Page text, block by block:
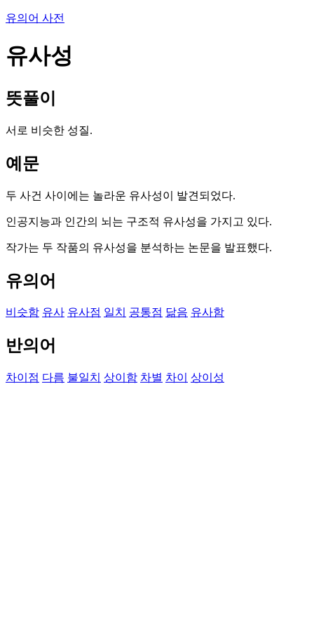
유의어 사전
유사성
뜻풀이
서로 비슷한 성질.
예문
두 사건 사이에는 놀라운 유사성이 발견되었다.
인공지능과 인간의 뇌는 구조적 유사성을 가지고 있다.
작가는 두 작품의 유사성을 분석하는 논문을 발표했다.
유의어
비슷함 유사 유사점 일치 공통점 닮음 유사함
반의어
차이점 다름 불일치 상이함 차별 차이 상이성